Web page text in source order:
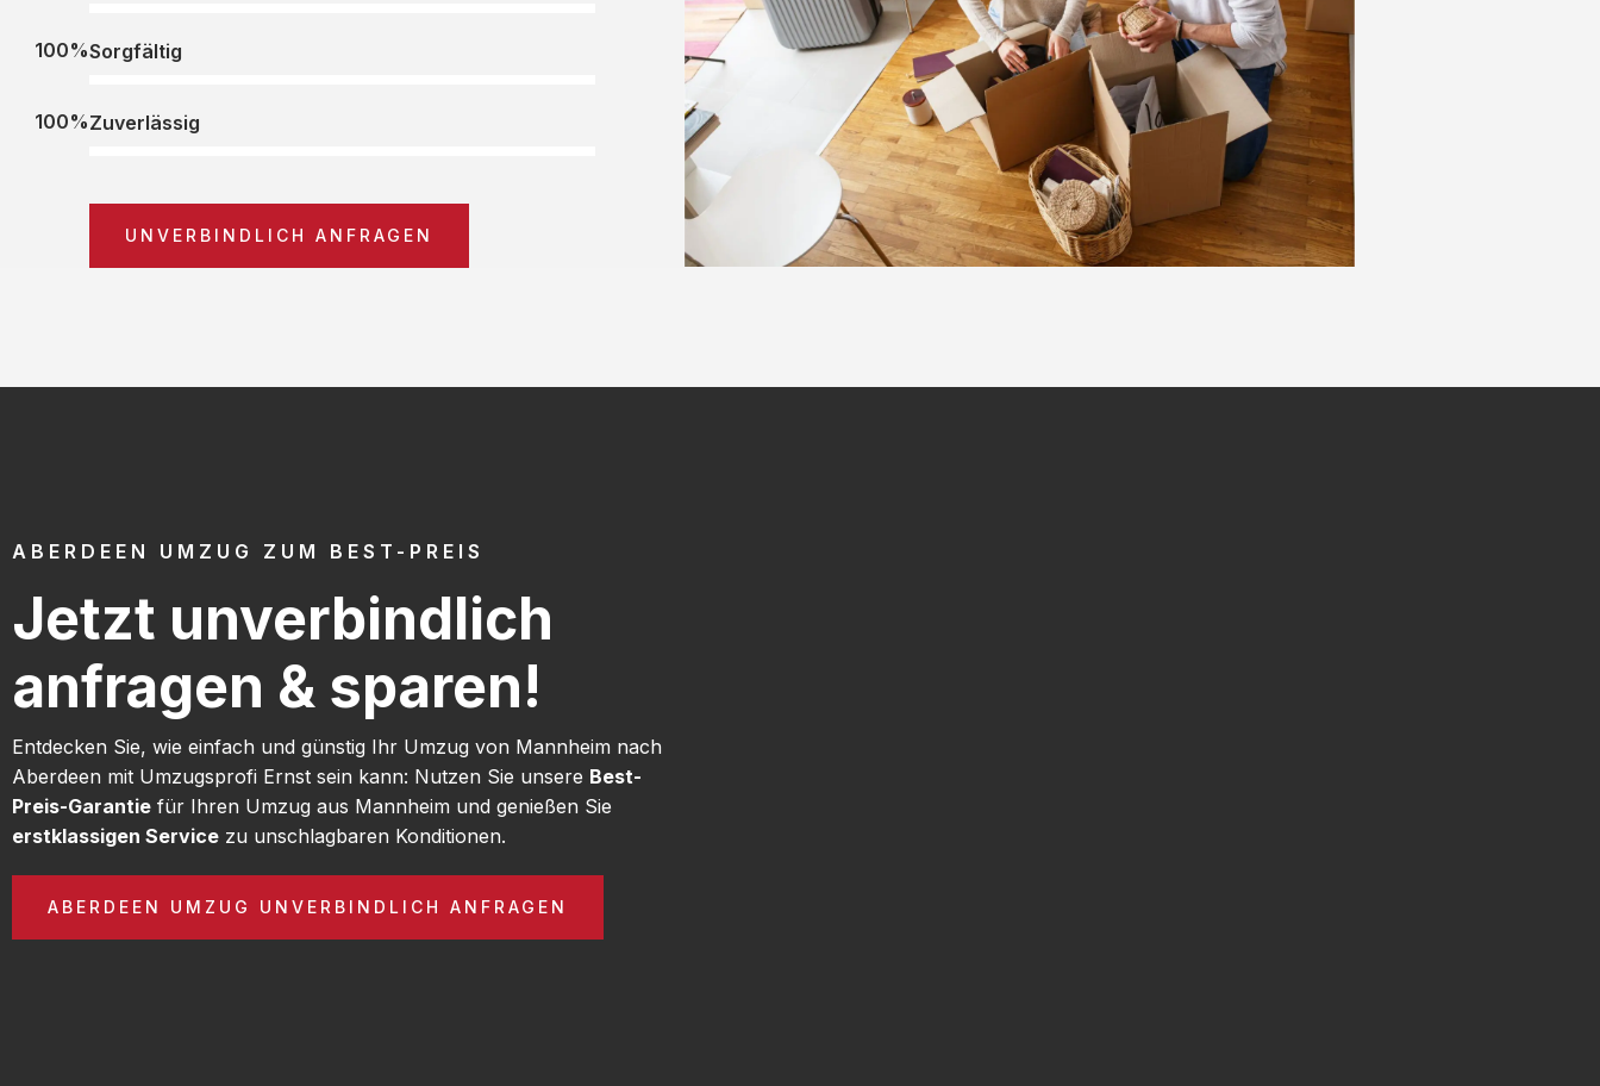
Sorgfältig
100%
Zuverlässig
100%
UNVERBINDLICH ANFRAGEN
ABERDEEN UMZUG ZUM BEST-PREIS
Jetzt unverbindlich
anfragen & sparen!
Entdecken Sie, wie einfach und günstig Ihr Umzug von Mannheim nach
Aberdeen mit Umzugsprofi Ernst sein kann: Nutzen Sie unsere Best-
Preis-Garantie für Ihren Umzug aus Mannheim und genießen Sie
erstklassigen Service zu unschlagbaren Konditionen.
ABERDEEN UMZUG UNVERBINDLICH ANFRAGEN